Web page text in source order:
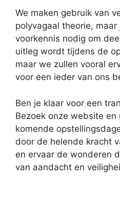
We maken gebruik van
polyvagaal theorie,
voorkennis nodig om
uitleg wordt tijdens de
maar we zullen vooral
voor een ieder van ons
Ben je klaar voor een
Bezoek onze website
komende
door de helende kracht
en ervaar de wonderen
van aandacht en